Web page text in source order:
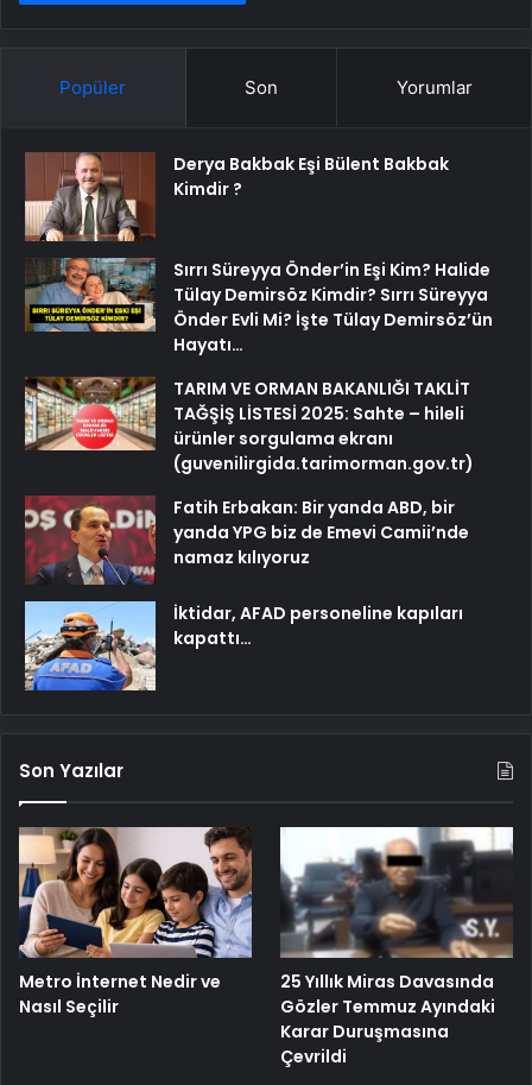
Popüler Son Yorumlar
Derya Bakbak Eşi Bülent Bakbak
Kimdir ?
Sırrı Süreyya Önder’in Eşi Kim? Halide
Tülay Demirsöz Kimdir? Sırrı Süreyya
Önder Evli Mi? İşte Tülay Demirsöz’ün
Hayatı…
TARIM VE ORMAN BAKANLIĞI TAKLİT
TAĞŞİŞ LİSTESİ 2025: Sahte – hileli
ürünler sorgulama ekranı
(guvenilirgida.tarimorman.gov.tr)
Fatih Erbakan: Bir yanda ABD, bir
yanda YPG biz de Emevi Camii’nde
namaz kılıyoruz
İktidar, AFAD personeline kapıları
kapattı…
Son Yazılar
Metro İnternet Nedir ve
Nasıl Seçilir
25 Yıllık Miras Davasında
Gözler Temmuz Ayındaki
Karar Duruşmasına
Çevrildi